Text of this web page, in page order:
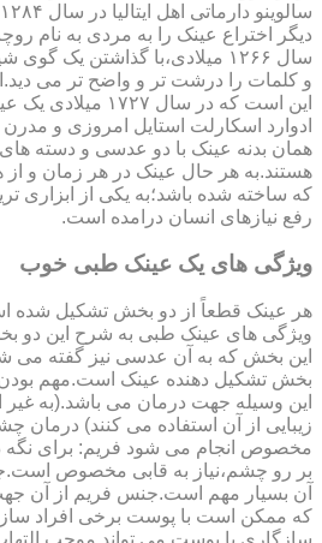
دیگر اختراع عینک را به مردی به نام
سال ۱۲۶۶ میلادی،با گذاشتن
و کلمات را درشت تر و واضح تر می
این است که در سال
ادوارد اسکارلت استایل امروزی و
همان بدنه عینک با دو عدسی و دسته
هستند.به هر حال عینک در هر زمان و
که ساخته شده باشد؛به یکی از ابزاری
رفع نیازهای انسان درامده است.
ویژگی های یک عینک طبی خوب
هر عینک قطعاً از دو بخش تشکیل شده
ویژگی های عینک طبی به شرح این دو
این بخش که به آن عدسی نیز گفته می
بخش تشکیل دهنده عینک است.مهم
این وسیله جهت درمان می باشد.(به غیر
زیبایی از آن استفاده می کنند) درمان
مخصوص انجام می شود فریم: برای نگه
بر رو چشم،نیاز به قابی مخصوص
آن بسیار مهم است.جنس فریم از آن
که ممکن است با پوست برخی افراد